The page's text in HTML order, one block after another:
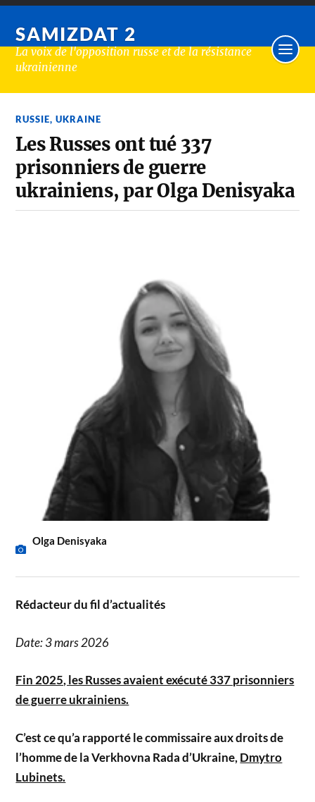
SAMIZDAT 2
La voix de l'opposition russe et de la résistance
ukrainienne
RUSSIE,UKRAINE
Les Russes ont tué 337
prisonniers de guerre
ukrainiens, par Olga Denisyaka
Olga Denisyaka
Rédacteur du fil d’actualités
Date: 3 mars 2026
Fin 2025, les Russes avaient exécuté 337 prisonniers
de guerre ukrainiens.
C’est ce qu’a rapporté le commissaire aux droits de
l’homme de la Verkhovna Rada d’Ukraine, Dmytro
Lubinets.